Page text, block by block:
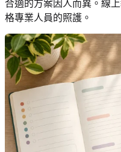
合適的方案因人而異。線
格專業人員的照護。